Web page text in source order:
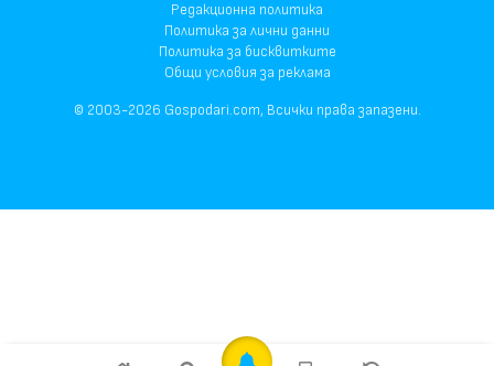
Редакционна политика
Политика за лични данни
Политика за бисквитките
Общи условия за реклама
© 2003-2026 Gospodari.com, Всички права запазени.